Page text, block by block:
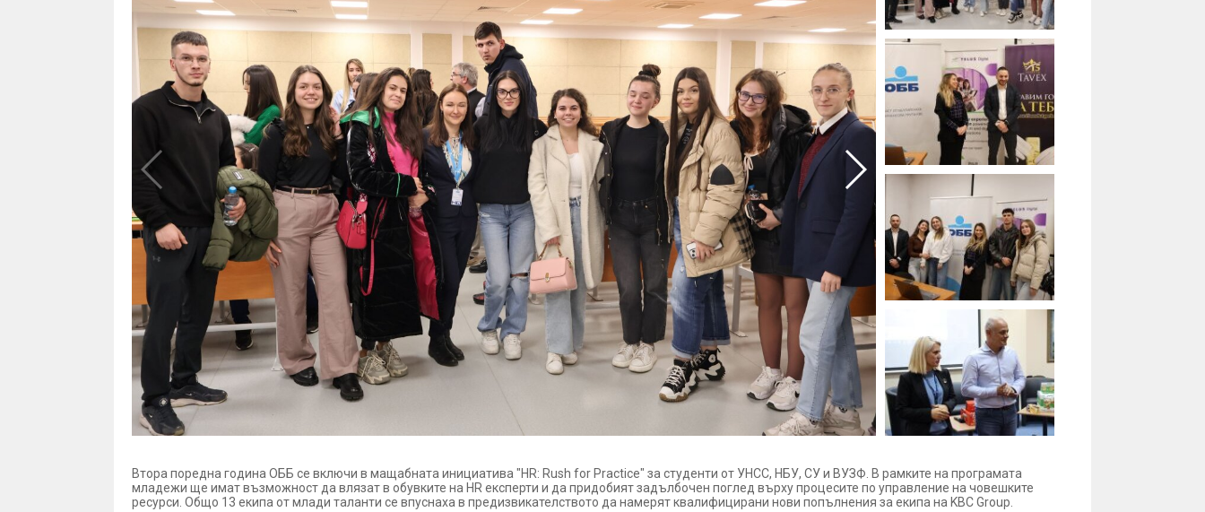
Втора поредна година ОББ се включи в мащабната инициатива "HR: Rush for Practice" за студенти от УНСС, НБУ, СУ и ВУЗФ. В рамките на програмата
младежи ще имат възможност да влязат в обувките на HR експерти и да придобият задълбочен поглед върху процесите по управление на човешките
ресурси. Общо 13 екипа от млади таланти се впуснаха в предизвикателството да намерят квалифицирани нови попълнения за екипа на KBC Group.